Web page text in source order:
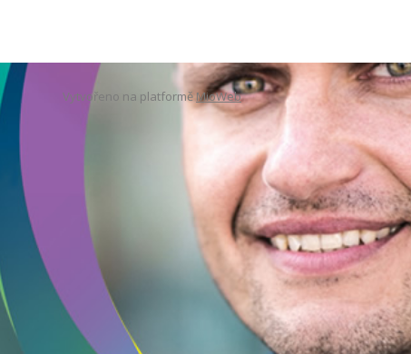
Vytvořeno na platformě MioWeb